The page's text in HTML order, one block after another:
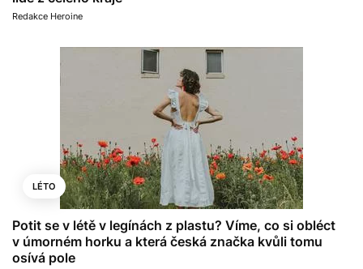
Redakce Heroine
LÉTO
Potit se v létě v legínách z plastu? Víme, co si obléct
v úmorném horku a která česká značka kvůli tomu
osívá pole